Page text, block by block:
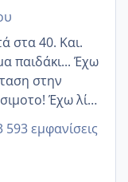
στα 40. Και.
Έχω
στην
Έχω λίγα
αν προσπαθώ
593 εμφανίσεις